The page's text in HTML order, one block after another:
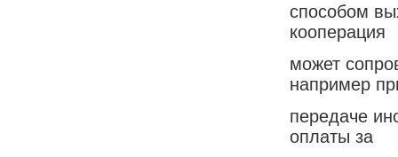
способом
кооперация
может
например
передаче
оплаты за